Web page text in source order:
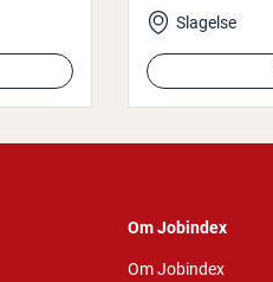
Slagelse
Om Jobindex
Om Jobindex